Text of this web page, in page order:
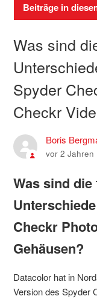
Beiträge in
Was sind
Spyder
Checkr
Boris
vor 2 Jahren
Was sind
Checkr
Gehäusen?
Datacolor hat in
Version des Spyder